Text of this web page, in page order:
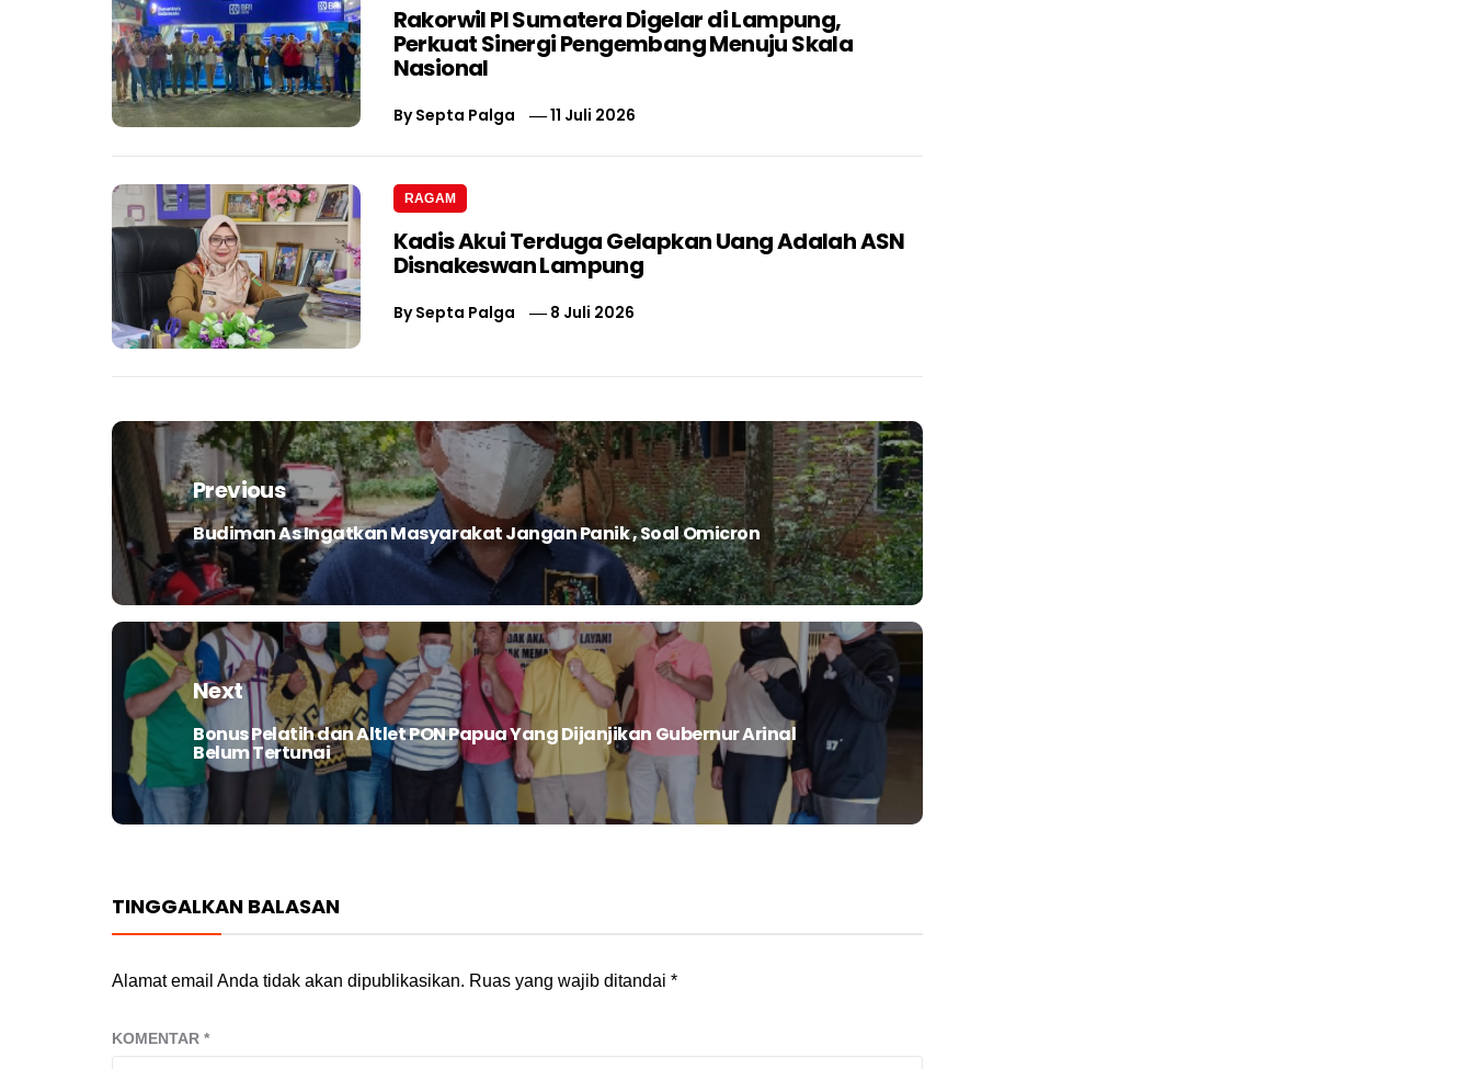
Rakorwil PI Sumatera Digelar di Lampung,
Perkuat Sinergi Pengembang Menuju Skala
Nasional
BySepta Palga 11 Juli 2026
RAGAM
Kadis Akui Terduga Gelapkan Uang Adalah ASN
Disnakeswan Lampung
BySepta Palga 8 Juli 2026
Navigasi
pos
Previous
Previous
post:
Budiman As Ingatkan Masyarakat Jangan Panik , Soal Omicron
Next
Next
post:
Bonus Pelatih dan Altlet PON Papua Yang Dijanjikan Gubernur Arinal
Belum Tertunai
TINGGALKAN BALASAN
Alamat email Anda tidak akan dipublikasikan. Ruas yang wajib ditandai *
KOMENTAR *